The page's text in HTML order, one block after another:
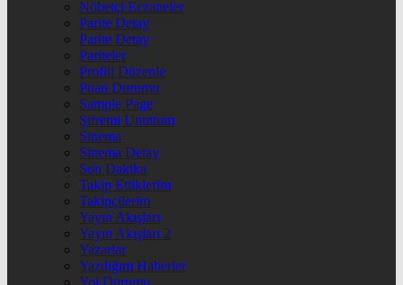
Nöbetçi Eczaneler
Parite Detay
Parite Detay
Pariteler
Profili Düzenle
Puan Durumu
Sample Page
Şifremi Unuttum
Sinema
Sinema Detay
Son Dakika
Takip Ettiklerim
Takipçilerim
Yayın Akışları
Yayın Akışları 2
Yazarlar
Yazdığım Haberler